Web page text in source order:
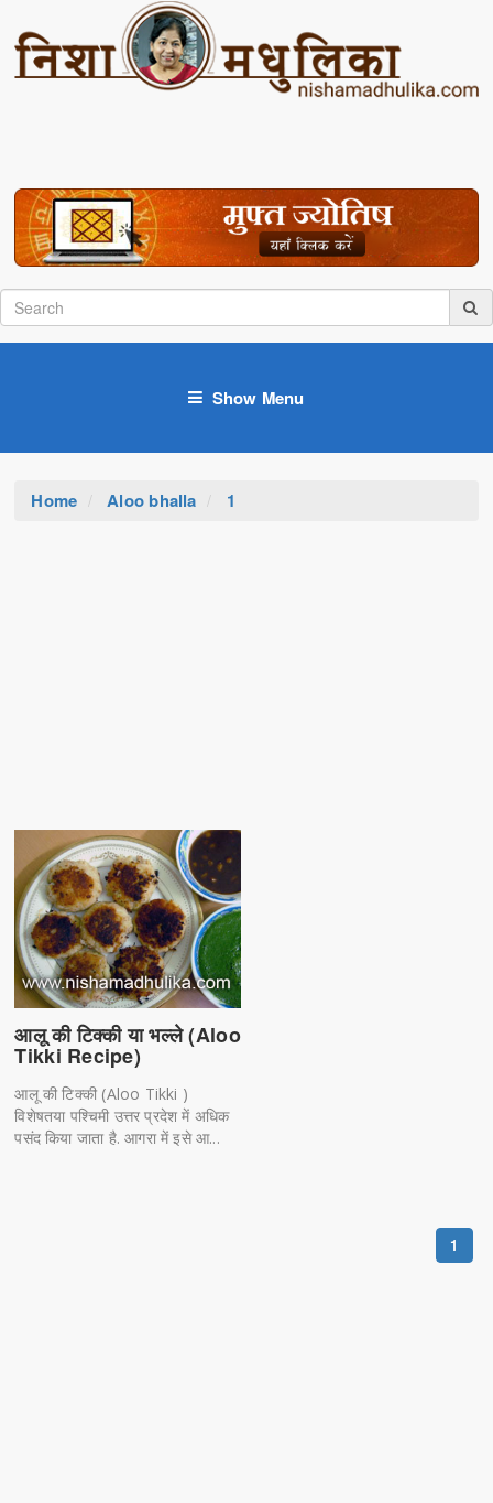
Show Menu
Home Aloo bhalla 1
आलू की टिक्की या भल्ले (Aloo
Tikki Recipe)
आलू की टिक्की (Aloo Tikki )
विशेषतया पश्चिमी उत्तर प्रदेश में अधिक
पसंद किया जाता है. आगरा में इसे आ...
1